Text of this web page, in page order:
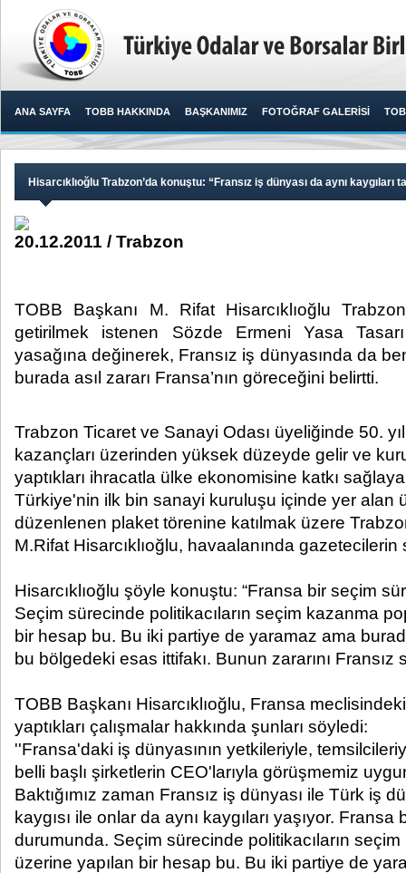
ANA SAYFA TOBB HAKKINDA BAŞKANIMIZ FOTOĞRAF GALERİSİ
Hisarcıklıoğlu Trabzon’da konuştu: “Fransız iş dünyası da aynı kaygıları
20.12.2011 / Trabzon
TOBB Başkanı M. Rifat Hisarcıklıoğlu
getirilmek istenen Sözde Ermeni Yasa
yasağına değinerek, Fransız iş dünyasında da
burada asıl zararı Fransa’nın göreceğini belirtti.​ ​
Trabzon Ticaret ve Sanayi Odası üyeliğinde 50.
kazançları üzerinden yüksek düzeyde gelir ve
yaptıkları ihracatla ülke ekonomisine katkı
Türkiye'nin ilk bin sanayi kuruluşu içinde yer alan
düzenlenen plaket törenine katılmak üzere
M.Rifat Hisarcıklıoğlu, havaalanında gazetecilerin
Hisarcıklıoğlu şöyle konuştu: “Fransa bir seçim
Seçim sürecinde politikacıların seçim kazanma
bir hesap bu. Bu iki partiye de yaramaz ama
bu bölgedeki esas ittifakı. Bunun zararını
TOBB Başkanı Hisarcıklıoğlu, Fransa
yaptıkları çalışmalar hakkında şunları söyledi:
''Fransa'daki iş dünyasının yetkileriyle,
belli başlı şirketlerin CEO'larıyla görüşmemiz
Baktığımız zaman Fransız iş dünyası ile Türk iş
kaygısı ile onlar da aynı kaygıları yaşıyor.
durumunda. Seçim sürecinde politikacıların
üzerine yapılan bir hesap bu. Bu iki partiye de